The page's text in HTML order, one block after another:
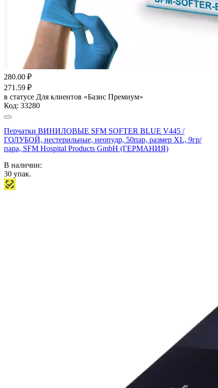
280.00 ₽
271.59 ₽
в статусе Для клиентов «Базис Премиум»
Код: 33280
Перчатки ВИНИЛОВЫЕ SFM SOFTER BLUE V445 /
ГОЛУБОЙ, нестерильные, неопудр, 50пар, размер XL, 9гр/
пара, SFM Hospital Products GmbH (ГЕРМАНИЯ)
В наличии:
30 упак.